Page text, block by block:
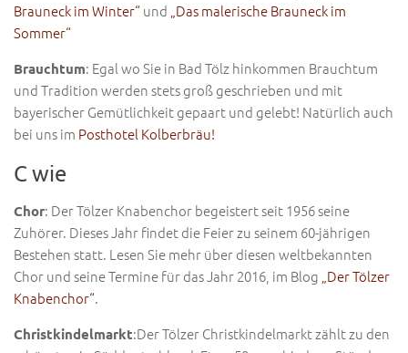
Brauneck im Winter“und „Das malerische Brauneck im
Sommer“
Brauchtum: Egal wo Sie in Bad Tölz hinkommen Brauchtum
und Tradition werden stets groß geschrieben und mit
bayerischer Gemütlichkeit gepaart und gelebt! Natürlich auch
bei uns im Posthotel Kolberbräu!
C wie
Chor: Der Tölzer Knabenchor begeistert seit 1956 seine
Zuhörer. Dieses Jahr findet die Feier zu seinem 60-jährigen
Bestehen statt. Lesen Sie mehr über diesen weltbekannten
Chor und seine Termine für das Jahr 2016, im Blog „Der Tölzer
Knabenchor“.
Christkindelmarkt:Der Tölzer Christkindelmarkt zählt zu den